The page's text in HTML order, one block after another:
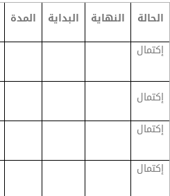
الحالة
النهاية البداية المدة
إكتمال
إكتمال
إكتمال
إكتمال